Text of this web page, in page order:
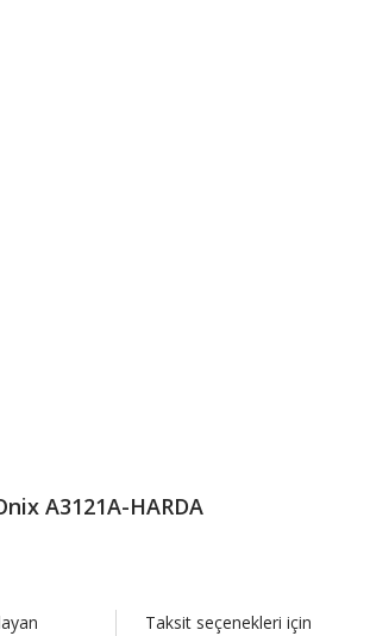
A3121A-HARDA
Taksit seçenekleri için